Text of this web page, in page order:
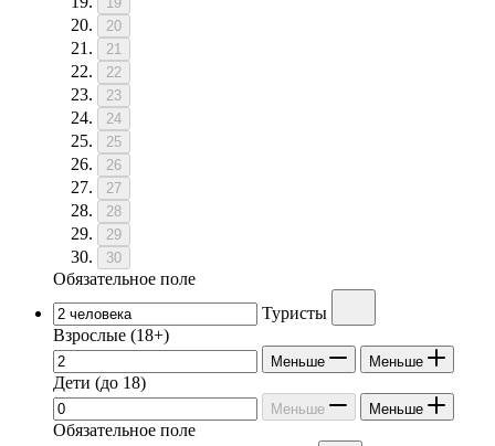
20
21
22
23
24
25
26
27
28
29
30
Обязательное поле
Туристы
Взрослые (18+)
Меньше Меньше
Дети (до 18)
Меньше Меньше
Обязательное поле